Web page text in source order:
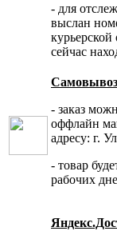
- для
выслан
сейчас
- заказ
оффлайн
адресу: г.
- товар
рабочих